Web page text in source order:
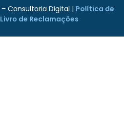
Consultoria Digital | Política de
Livro de Reclamações